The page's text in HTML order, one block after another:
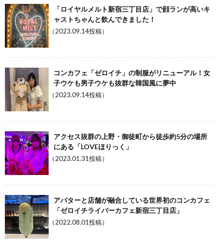
「ロイヤルメルト新宿三丁目店」で顔ランが高いキ
ャストちゃんと飲んできました！
（2023.09.14投稿）
コンカフェ「ゼロイチ」の制服がリニューアル！女
子ウケも男子ウケも抜群な韓国風に夢中
（2023.09.14投稿）
アクセス抜群の上野・御徒町から徒歩約5分の場所
にある「LOVEほりっく」
（2023.01.31投稿）
アバターと店舗が融合している世界初のコンカフェ
「ゼロイチライバーカフェ新宿三丁目店」
（2022.08.01投稿）